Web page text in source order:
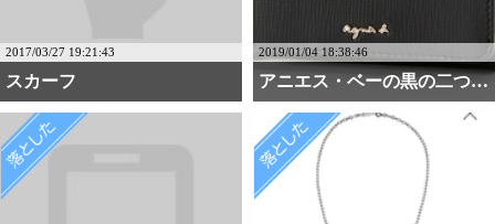
2017/03/27 19:21:43
スカーフ
2019/01/04 18:38:46
アニエス・ベーの黒の二つ・・・